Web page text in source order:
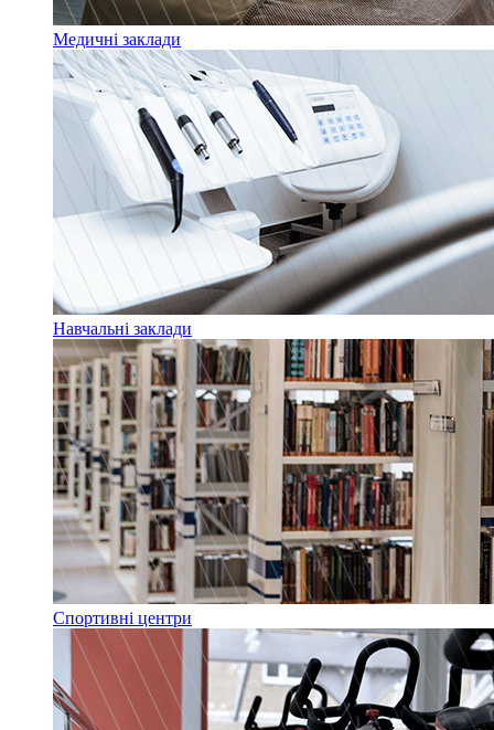
Медичні заклади
Навчальні заклади
Спортивні центри